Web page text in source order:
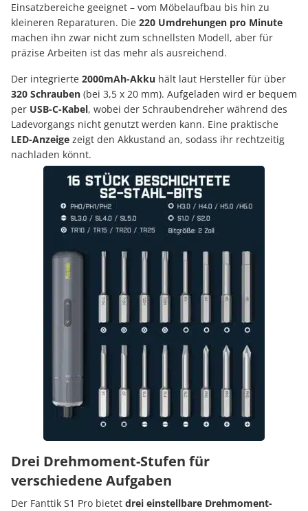
Einsatzbereiche geeignet – vom Möbelaufbau bis hin zu
kleineren Reparaturen. Die 220 Umdrehungen pro Minute
machen ihn zwar nicht zum schnellsten Modell, aber für
präzise Arbeiten ist das mehr als ausreichend.
Der integrierte 2000mAh-Akku hält laut Hersteller für über
320 Schrauben (bei 3,5 x 20 mm). Aufgeladen wird er bequem
per USB-C-Kabel, wobei der Schraubendreher während des
Ladevorgangs nicht genutzt werden kann. Eine praktische
LED-Anzeige zeigt den Akkustand an, sodass ihr rechtzeitig
nachladen könnt.
Drei Drehmoment-Stufen für
verschiedene Aufgaben
Der Fanttik S1 Pro bietet drei einstellbare Drehmoment-